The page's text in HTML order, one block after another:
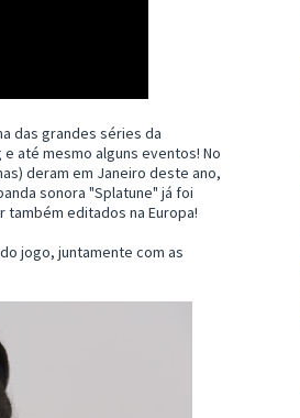
das grandes séries da
até mesmo alguns eventos! No
deram em Janeiro deste ano,
sonora "Splatune" já foi
editados na Europa!
jogo, juntamente com as